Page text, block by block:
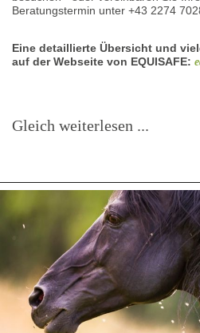
Beratungstermin unter +43 2274
Eine detaillierte Übersicht und
auf der Webseite von EQUISAFE:
Gleich weiterlesen ...